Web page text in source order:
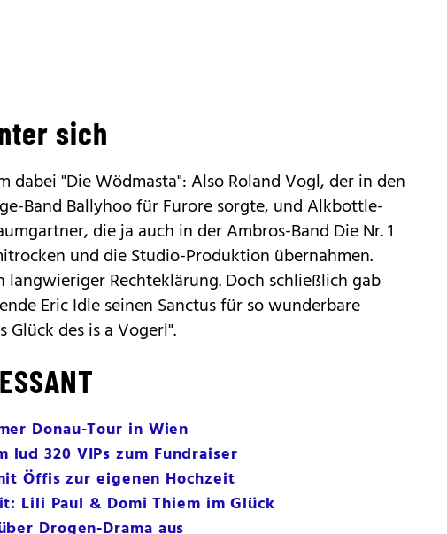
sich
dabei "Die Wödmasta": Also Roland Vogl, der in den
Band Ballyhoo für Furore sorgte, und Alkbottle-
die ja auch in der Ambros-Band Die Nr. 1
und die Studio-Produktion übernahmen.
langwieriger Rechteklärung. Doch schließlich gab
Eric Idle seinen Sanctus für so wunderbare
Glück des is a Vogerl".
Donau-Tour in Wien
lud 320 VIPs zum Fundraiser
Öffis zur eigenen Hochzeit
Lili Paul & Domi Thiem im Glück